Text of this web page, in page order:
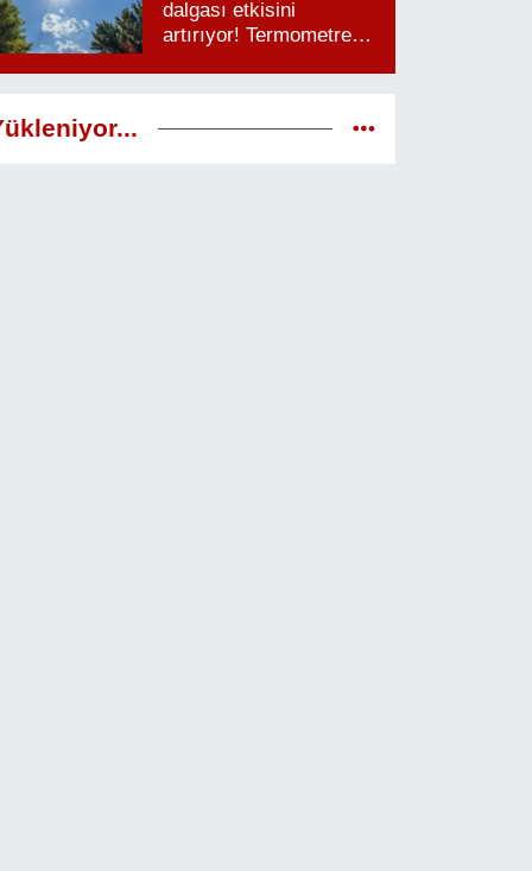
dalgası etkisini
artırıyor! Termometreler